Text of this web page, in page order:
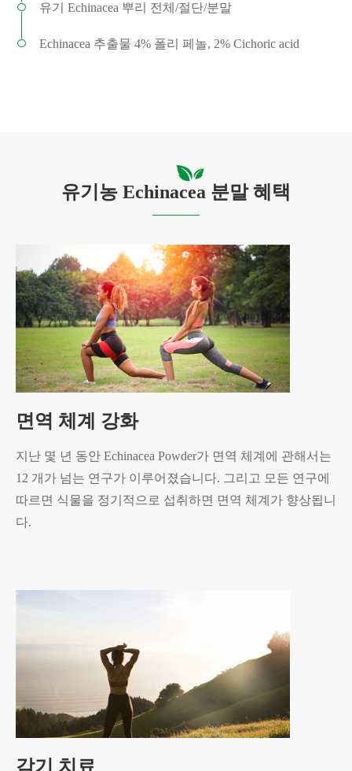
유기 Echinacea 뿌리 전체/절단/분말
Echinacea 추출물 4% 폴리 페놀, 2% Cichoric acid
유기농 Echinacea 분말 혜택
면역 체계 강화
지난 몇 년 동안 Echinacea Powder가 면역 체계에 관해서는
12 개가 넘는 연구가 이루어졌습니다. 그리고 모든 연구에
따르면 식물을 정기적으로 섭취하면 면역 체계가 향상됩니
다.
감기 치료